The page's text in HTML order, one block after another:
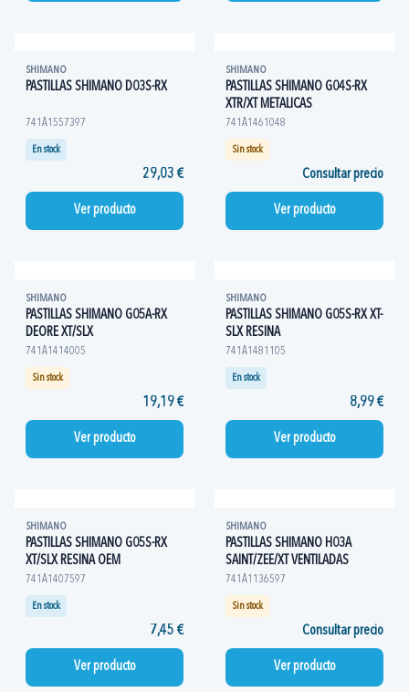
SHIMANO
PASTILLAS SHIMANO D03S-RX
741A1557397
En stock
29,03 €
Ver producto
SHIMANO
PASTILLAS SHIMANO G04S-RX
XTR/XT METALICAS
741A1461048
Sin stock
Consultar precio
Ver producto
SHIMANO
PASTILLAS SHIMANO G05A-RX
DEORE XT/SLX
741A1414005
Sin stock
19,19 €
Ver producto
SHIMANO
PASTILLAS SHIMANO G05S-RX XT-
SLX RESINA
741A1481105
En stock
8,99 €
Ver producto
SHIMANO
PASTILLAS SHIMANO G05S-RX
XT/SLX RESINA OEM
741A1407597
En stock
7,45 €
Ver producto
SHIMANO
PASTILLAS SHIMANO H03A
SAINT/ZEE/XT VENTILADAS
741A1136597
Sin stock
Consultar precio
Ver producto